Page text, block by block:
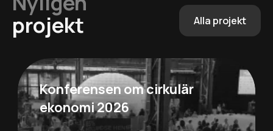
projekt
Alla projekt
Konferensen om cirkulär
ekonomi 2026